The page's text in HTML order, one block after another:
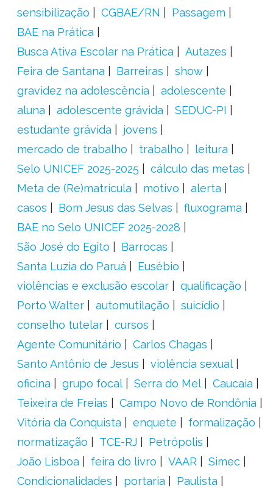
sensibilização
CGBAE/RN
Passagem
BAE na Prática
Busca Ativa Escolar na Prática
Autazes
Feira de Santana
Barreiras
show
gravidez na adolescência
adolescente
aluna
adolescente grávida
SEDUC-PI
estudante grávida
jovens
mercado de trabalho
trabalho
leitura
Selo UNICEF 2025-2025
cálculo das metas
Meta de (Re)matrícula
motivo
alerta
casos
Bom Jesus das Selvas
fluxograma
BAE no Selo UNICEF 2025-2028
São José do Egito
Barrocas
Santa Luzia do Paruá
Eusébio
violências e exclusão escolar
qualificação
Porto Walter
automutilação
suicídio
conselho tutelar
cursos
Agente Comunitário
Carlos Chagas
Santo Antônio de Jesus
violência sexual
oficina
grupo focal Serra do Mel
Caucaia
Teixeira de Freias
Campo Novo de Rondônia
Vitória da Conquista
enquete
formalização
normatização
TCE-RJ
Petrópolis
João Lisboa
feira do livro VAAR
Simec
Condicionalidades
portaria
Paulista